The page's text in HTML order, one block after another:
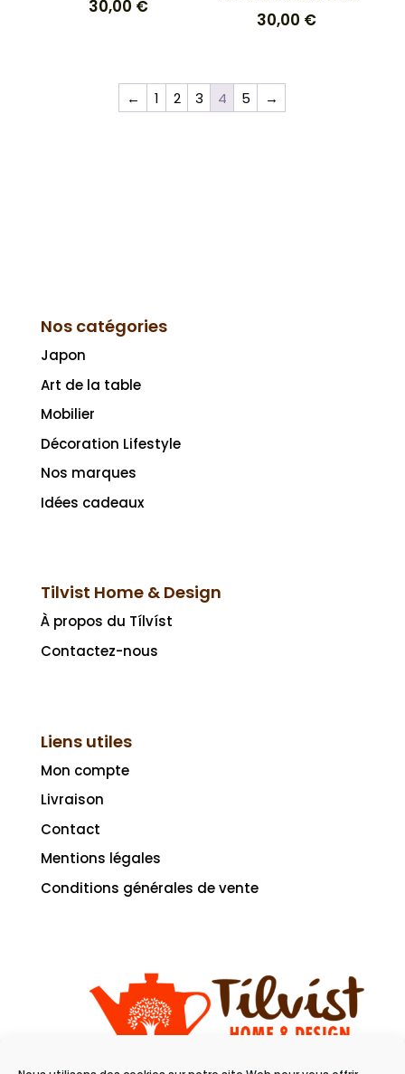
30,00 €
30,00 €
← 1 2 3 4 5 →
Nos catégories
Japon
Art de la table
Mobilier
Décoration Lifestyle
Nos marques
Idées cadeaux
Tilvist Home & Design
À propos du Tílvíst
Contactez-nous
Liens utiles
Mon compte
Livraison
Contact
Mentions légales
Conditions générales de vente